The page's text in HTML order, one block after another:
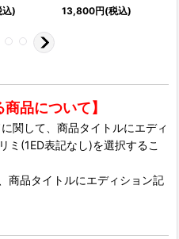
込)
13,800円(税込)
品について】
関して、商品タイトルにエディ
ミ(1ED表記なし)を選択するこ
商品タイトルにエディション記